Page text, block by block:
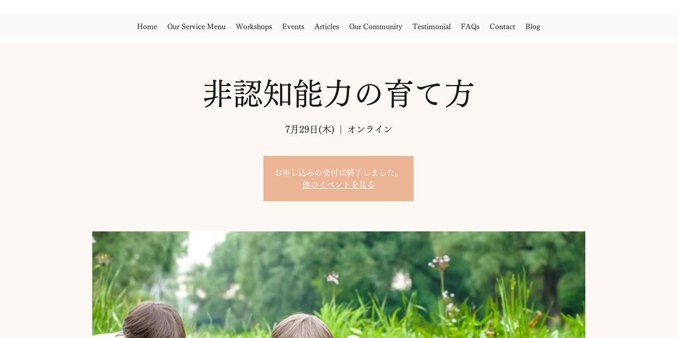
Home Our Service Menu Workshops Events Articles Our Community Testimonial FAQs Contact Blog
非認知能力の育て方
7月29日(木) オンライン
お申し込みの受付は終了しました。
他のイベントを見る